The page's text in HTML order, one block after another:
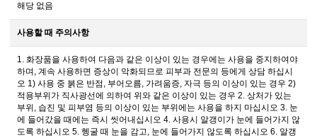
해당 없음
사용할 때 주의사항
1. 화장품을 사용하여 다음과 같은 이상이 있는 경우에는 사용을 중지하여야
하며, 계속 사용하면 증상이 악화되므로 피부과 전문의 등에게 상담 하십시
오 1) 사용 중 붉은 반점, 부어오름, 가려움증, 자극 등의 이상이 있는 경우 2)
적용부위가 직사광선에 의하여 위와 같은 이상이 있는 경우 2. 상처가 있는
부위, 습진 및 피부염 등의 이상이 있는 부위에는 사용을 하지 마십시오 3. 눈
에 들어갔을 때에는 즉시 씻어내십시오 4. 사용시 알갱이가 눈에 들어가지 않
도록 하십시오 5. 헹굴 때 눈을 감고, 눈에 들어가지 않도록 하십시오 6. 알갱